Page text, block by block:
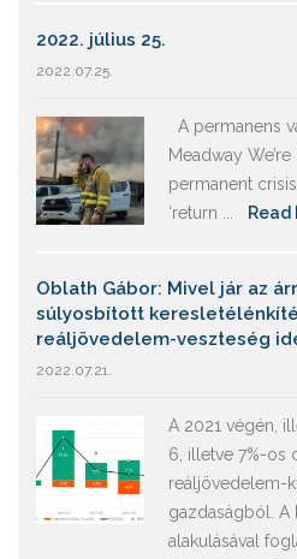
2022. július 25.
2022.07.25.
A permanens
Meadway
permanent
‘return ...
Read
Oblath Gábor: Mivel jár az
súlyosbított
reáljövedelem-veszteség
2022.07.21.
A 2021 végén,
6, illetve 7%-os
reáljövedelem-
gazdaságból. A
alakulásával